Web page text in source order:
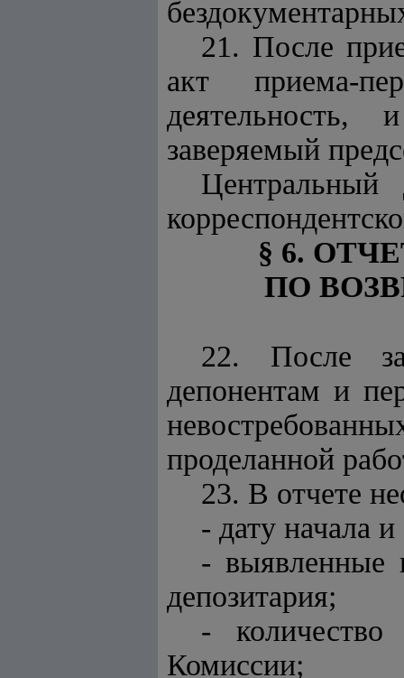
21. После
акт приема-
заверяемый
§ 6.
ПО
22. После
депонентам и
проделанной
23. В отчете
- дату начала
- выявленные
депозитария;
-
Комиссии;